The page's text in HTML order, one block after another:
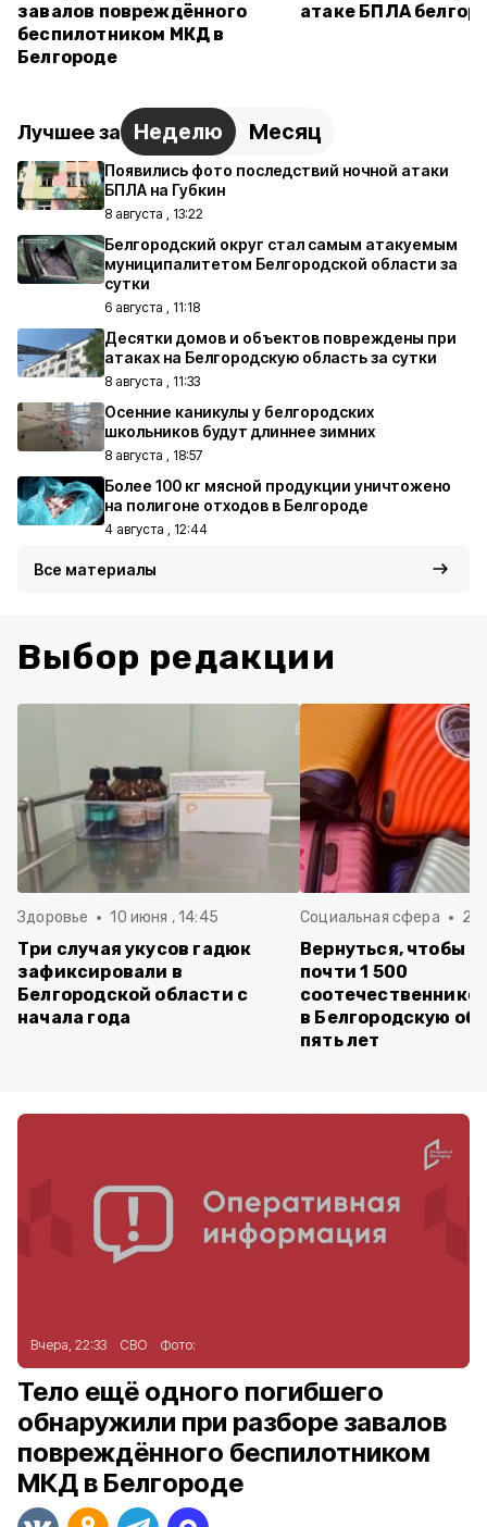
завалов повреждённого
беспилотником МКД в
Белгороде
атаке БПЛА
Лучшее за Неделю Месяц
Появились фото последствий ночной атаки
БПЛА на Губкин
8 августа , 13:22
Белгородский округ стал самым атакуемым
муниципалитетом Белгородской области за
сутки
6 августа , 11:18
Десятки домов и объектов повреждены при
атаках на Белгородскую область за сутки
8 августа , 11:33
Осенние каникулы у белгородских
школьников будут длиннее зимних
8 августа , 18:57
Более 100 кг мясной продукции уничтожено
на полигоне отходов в Белгороде
4 августа , 12:44
Все материалы
Выбор редакции
Здоровье 10 июня , 14:45
Три случая укусов гадюк
зафиксировали в
Белгородской области с
начала года
Социальная сфера 20
Вернуться, чтобы
почти 1 500
в Белгородскую
пять лет
Вчера, 22:33 СВО Фото:
Тело ещё одного погибшего
обнаружили при разборе завалов
повреждённого беспилотником
МКД в Белгороде